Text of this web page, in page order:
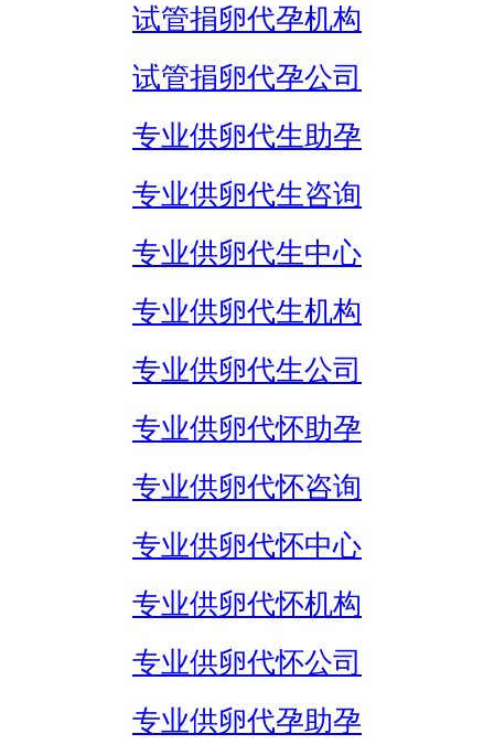
试管捐卵代孕机构
试管捐卵代孕公司
专业供卵代生助孕
专业供卵代生咨询
专业供卵代生中心
专业供卵代生机构
专业供卵代生公司
专业供卵代怀助孕
专业供卵代怀咨询
专业供卵代怀中心
专业供卵代怀机构
专业供卵代怀公司
专业供卵代孕助孕